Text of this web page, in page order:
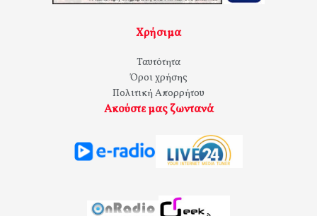
Χρήσιμα
Ταυτότητα
Όροι χρήσης
Πολιτική Απορρήτου
Ακούστε μας ζωντανά